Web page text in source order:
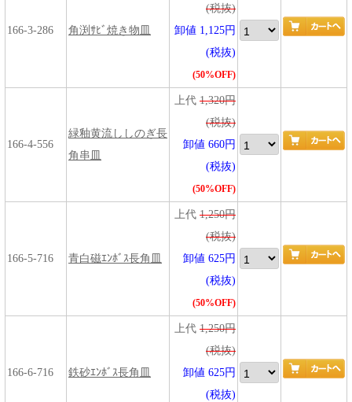
166-3-286 角渕ｻﾋﾞ焼き物皿
(税抜)
卸値 1,125円
(税抜)
(50%OFF)
166-4-556
緑釉黄流ししのぎ長
角串皿
上代 1,320円
(税抜)
卸値 660円
(税抜)
(50%OFF)
166-5-716 青白磁ｴﾝﾎﾞｽ長角皿
上代 1,250円
(税抜)
卸値 625円
(税抜)
(50%OFF)
166-6-716 鉄砂ｴﾝﾎﾞｽ長角皿
上代 1,250円
(税抜)
卸値 625円
(税抜)